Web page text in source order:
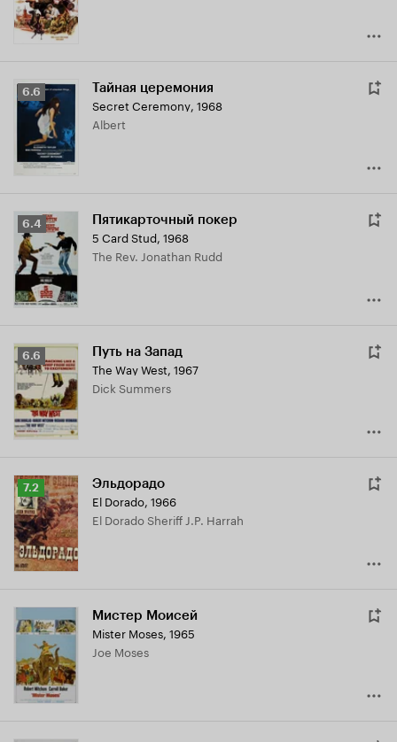
Рейтинг
Кинопоиска
6.6
6.6 Тайная церемония
Secret Ceremony, 1968
Albert
Рейтинг
Кинопоиска
6.4
6.4 Пятикарточный покер
5 Card Stud, 1968
The Rev. Jonathan Rudd
Рейтинг
Кинопоиска
6.6
6.6 Путь на Запад
The Way West, 1967
Dick Summers
Рейтинг
Кинопоиска
7.2
7.2 Эльдорадо
El Dorado, 1966
El Dorado Sheriff J.P. Harrah
Мистер Моисей
Mister Moses, 1965
Joe Moses